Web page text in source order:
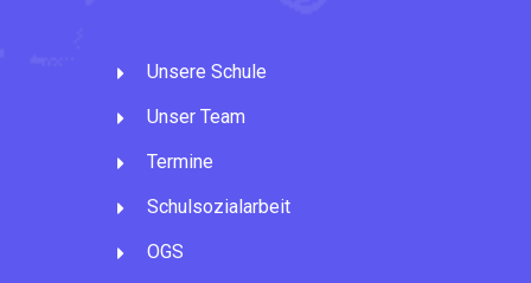
Unsere Schule
Unser Team
Termine
Schulsozialarbeit
OGS